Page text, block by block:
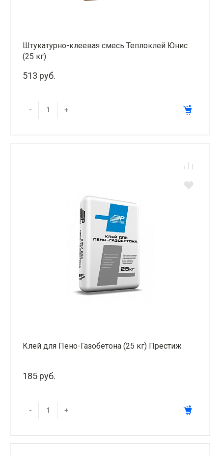
Штукатурно-клеевая смесь Теплоклей Юнис
(25 кг)
513 руб.
- +
Клей для Пено-Газобетона (25 кг) Престиж
185 руб.
- +